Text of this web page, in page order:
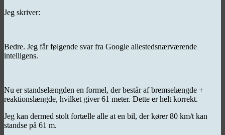
Jeg skriver:
Bedre. Jeg får følgende svar fra Google allestedsnærværende
intelligens.
Nu er standselængden en formel, der består af bremselængde +
reaktionslængde, hvilket giver 61 meter. Dette er helt korrekt.
Jeg kan dermed stolt fortælle alle at en bil, der kører 80 km/t kan
standse på 61 m.